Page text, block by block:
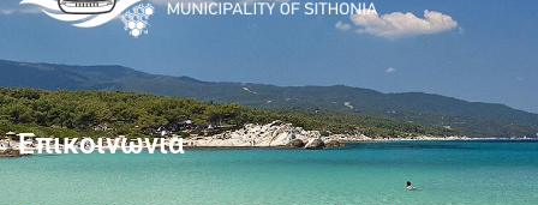
Επικοινωνία